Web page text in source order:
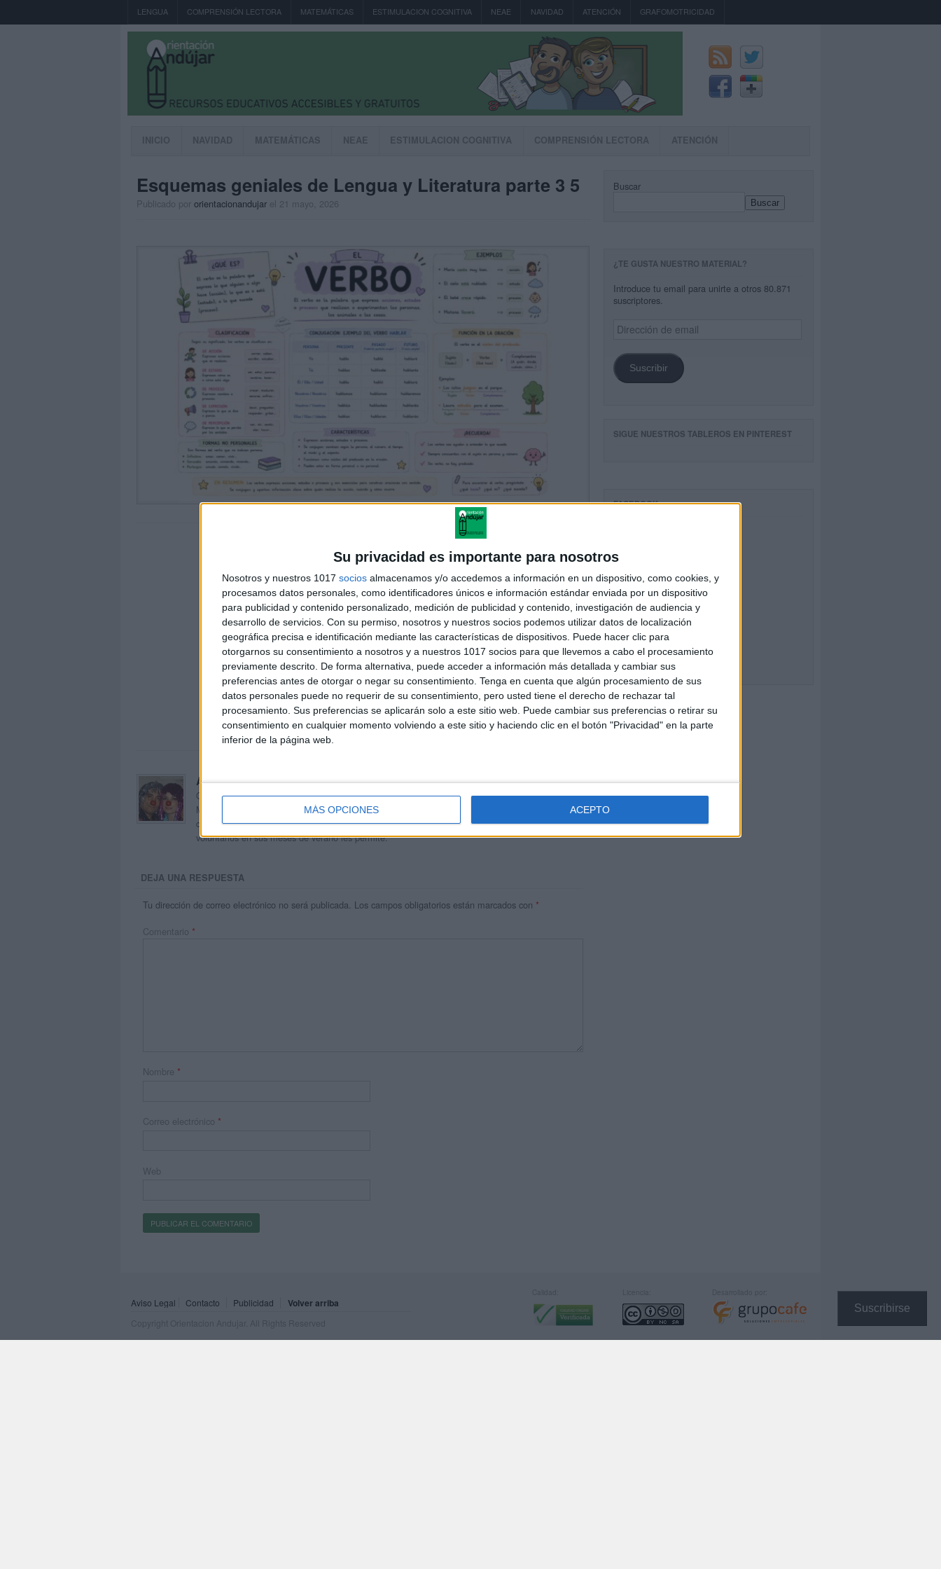
Su privacidad es importante para nosotros
Nosotros y nuestros 1017 socios almacenamos y/o accedemos a información en un dispositivo, como cookies, y
procesamos datos personales, como identificadores únicos e información estándar enviada por un dispositivo
para publicidad y contenido personalizado, medición de publicidad y contenido, investigación de audiencia y
desarrollo de servicios. Con su permiso, nosotros y nuestros socios podemos utilizar datos de localización
geográfica precisa e identificación mediante las características de dispositivos. Puede hacer clic para
otorgarnos su consentimiento a nosotros y a nuestros 1017 socios para que llevemos a cabo el procesamiento
previamente descrito. De forma alternativa, puede acceder a información más detallada y cambiar sus
preferencias antes de otorgar o negar su consentimiento. Tenga en cuenta que algún procesamiento de sus
datos personales puede no requerir de su consentimiento, pero usted tiene el derecho de rechazar tal
procesamiento. Sus preferencias se aplicarán solo a este sitio web. Puede cambiar sus preferencias o retirar su
consentimiento en cualquier momento volviendo a este sitio y haciendo clic en el botón "Privacidad" en la parte
inferior de la página web.
MÁS OPCIONES ACEPTO
Suscribirse
LENGUA COMPRENSIÓN LECTORA MATEMÁTICAS ESTIMULACION COGNITIVA NEAE NAVIDAD ATENCIÓN GRAFOMOTRICIDAD
INICIO NAVIDAD MATEMÁTICAS NEAE ESTIMULACION COGNITIVA COMPRENSIÓN LECTORA ATENCIÓN
Esquemas geniales de Lengua y Literatura parte 3 5
Publicado por orientacionandujar el 21 mayo, 2026
Acerca de orientacionandujar
Orientación Andújar no es solo un blog, es la apuesta personal de dos profesores Ginés y
Maribel, que además de ser pareja, son los encargados de los contenidos que encontramos
dentro del blog y en el cual, vuelcan la mayor parte del tiempo, que sus tareas como docentes, y
voluntarios en sus meses de verano les permite.
DEJA UNA RESPUESTA
Tu dirección de correo electrónico no será publicada. Los campos obligatorios están marcados con *
Comentario *
Nombre *
Correo electrónico *
Web
Buscar
Buscar
¿TE GUSTA NUESTRO MATERIAL?
Introduce tu email para unirte a otros 80.871
suscriptores.
Dirección
de
Suscribir
SIGUE NUESTROS TABLEROS EN PINTEREST
FACEBOOK
Aviso Legal Contacto Publicidad Volver arriba